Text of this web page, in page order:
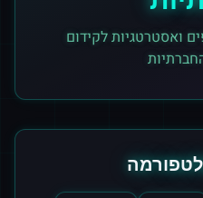
ואסטרטגיות לקידום